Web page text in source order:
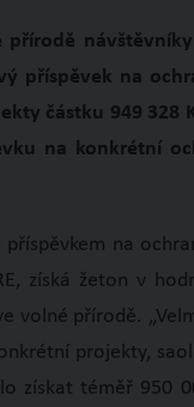
přírodě
příspěvek na
částku 949 328
na konkrétní
příspěvkem na
získá žeton v
volné přírodě.
projekty,
získat téměř 950